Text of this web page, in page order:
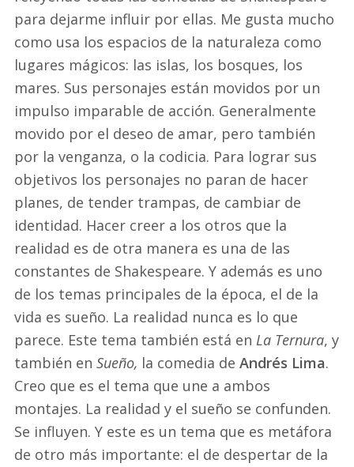
para dejarme influir por ellas. Me gusta mucho
como usa los espacios de la naturaleza como
lugares mágicos: las islas, los bosques, los
mares. Sus personajes están movidos por un
impulso imparable de acción. Generalmente
movido por el deseo de amar, pero también
por la venganza, o la codicia. Para lograr sus
objetivos los personajes no paran de hacer
planes, de tender trampas, de cambiar de
identidad. Hacer creer a los otros que la
realidad es de otra manera es una de las
constantes de Shakespeare. Y además es uno
de los temas principales de la época, el de la
vida es sueño. La realidad nunca es lo que
parece. Este tema también está en La Ternura, y
también en Sueño, la comedia de Andrés Lima.
Creo que es el tema que une a ambos
montajes. La realidad y el sueño se confunden.
Se influyen. Y este es un tema que es metáfora
de otro más importante: el de despertar de la